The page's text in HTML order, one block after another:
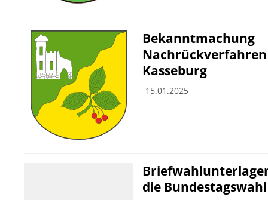
Bekanntmachung
Nachrückverfahren
Kasseburg
15.01.2025
die